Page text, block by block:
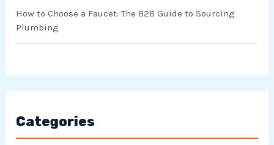
How to Choose a Faucet: The B2B Guide to Sourcing
Plumbing
Categories